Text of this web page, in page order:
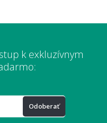
k exkluzívnym
Odoberať